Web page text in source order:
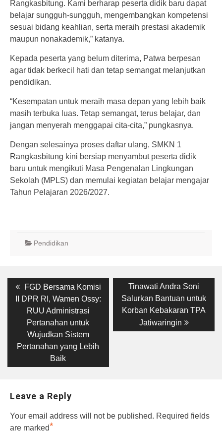
Rangkasbitung. Kami berharap peserta didik baru dapat
belajar sungguh-sungguh, mengembangkan kompetensi
sesuai bidang keahlian, serta meraih prestasi akademik
maupun nonakademik,” katanya.
Kepada peserta yang belum diterima, Patwa berpesan
agar tidak berkecil hati dan tetap semangat melanjutkan
pendidikan.
“Kesempatan untuk meraih masa depan yang lebih baik
masih terbuka luas. Tetap semangat, terus belajar, dan
jangan menyerah menggapai cita-cita,” pungkasnya.
Dengan selesainya proses daftar ulang, SMKN 1
Rangkasbitung kini bersiap menyambut peserta didik
baru untuk mengikuti Masa Pengenalan Lingkungan
Sekolah (MPLS) dan memulai kegiatan belajar mengajar
Tahun Pelajaran 2026/2027.
Pendidikan
Post
navigation
Previous
post:
FGD Bersama Komisi
II DPR RI, Wamen Ossy:
RUU Administrasi
Pertanahan untuk
Wujudkan Sistem
Pertanahan yang Lebih
Baik
Next
post:
Tinawati Andra Soni
Salurkan Bantuan untuk
Korban Kebakaran TPA
Jatiwaringin
Leave a Reply
Your email address will not be published. Required fields
are marked*